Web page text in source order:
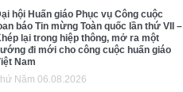
hội Huấn giáo Phục vụ Công cuộc
báo Tin mừng Toàn quốc lần thứ VII –
lại trong hiệp thông, mở ra một
đi mới cho công cuộc huấn giáo
Nam
Năm 06.08.2026